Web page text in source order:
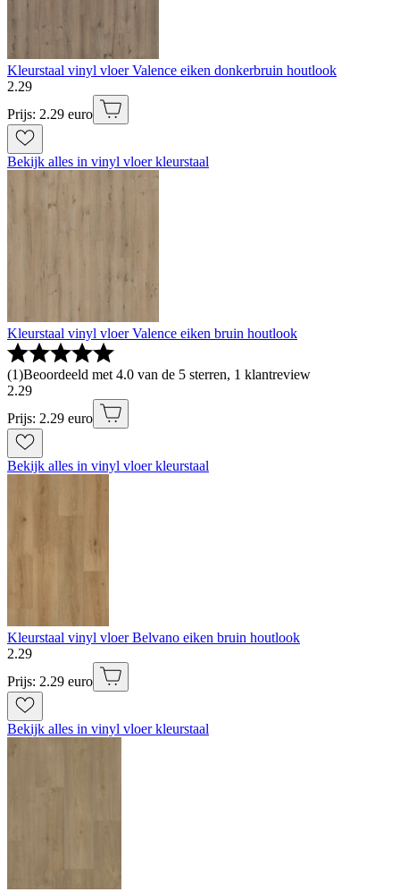
Kleurstaal vinyl vloer Valence eiken donkerbruin houtlook
2.29
Prijs: 2.29 euro
Bekijk alles in vinyl vloer kleurstaal
Kleurstaal vinyl vloer Valence eiken bruin houtlook
(1)Beoordeeld met 4.0 van de 5 sterren, 1 klantreview
2.29
Prijs: 2.29 euro
Bekijk alles in vinyl vloer kleurstaal
Kleurstaal vinyl vloer Belvano eiken bruin houtlook
2.29
Prijs: 2.29 euro
Bekijk alles in vinyl vloer kleurstaal